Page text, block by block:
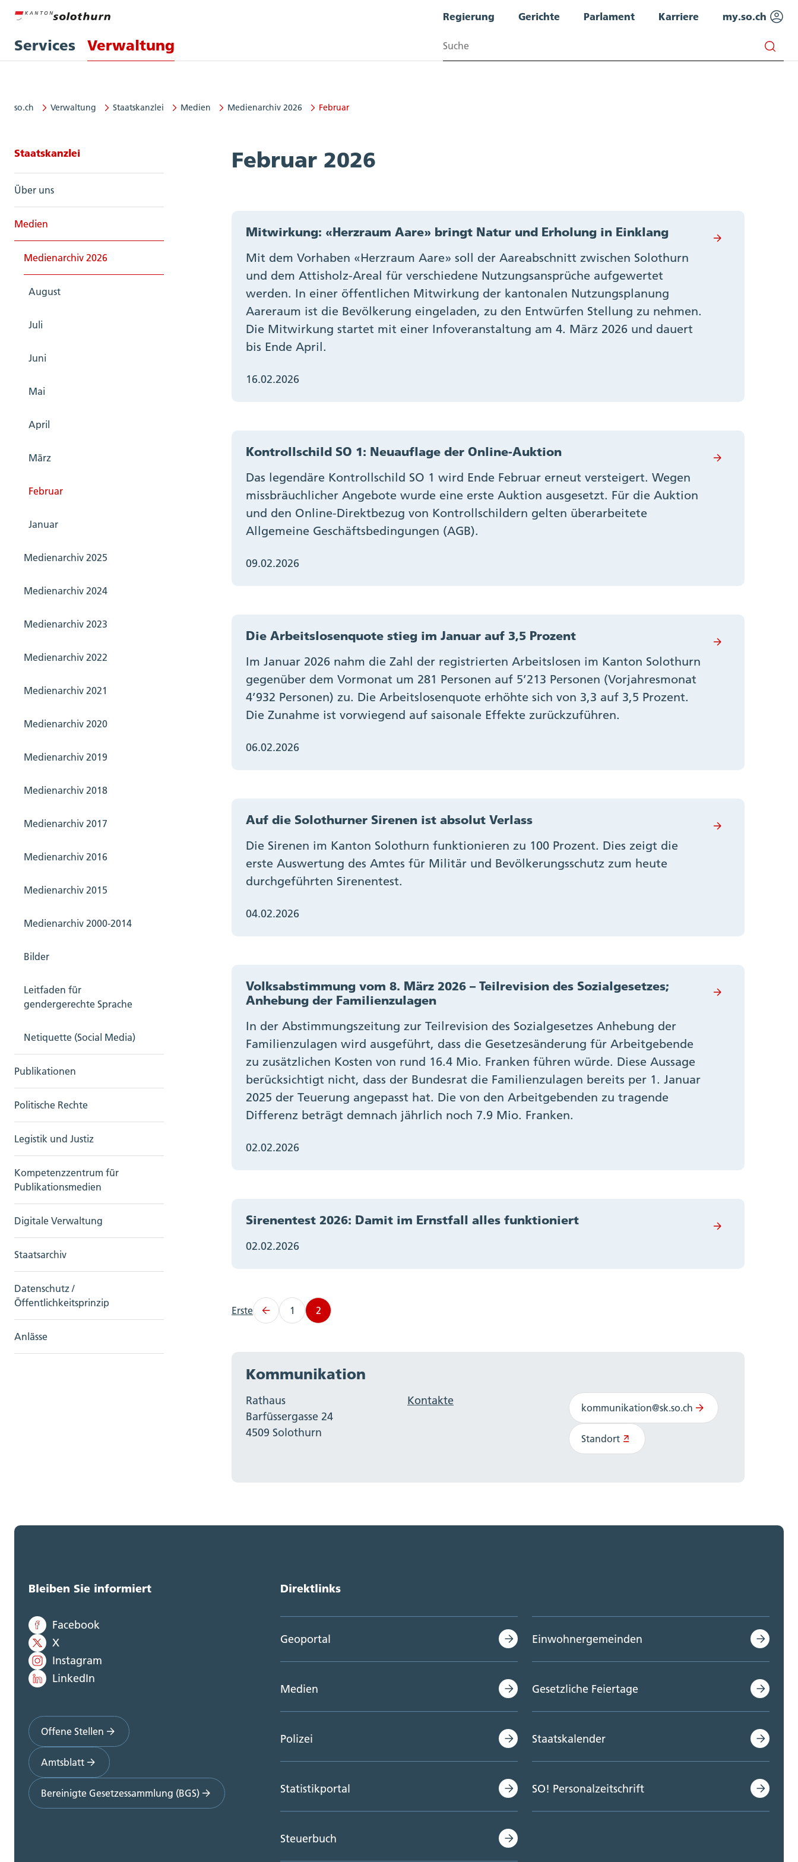
Services Verwaltung
Regierung Gerichte Parlament Karriere my.so.ch
Suchen
so.ch Verwaltung Staatskanzlei Medien Medienarchiv 2026 Februar
Seitennavigation: Staatskanzlei
Staatskanzlei
Über uns
Medien
Medienarchiv 2026
August
Juli
Juni
Mai
April
März
Februar
Januar
Medienarchiv 2025
Medienarchiv 2024
Medienarchiv 2023
Medienarchiv 2022
Medienarchiv 2021
Medienarchiv 2020
Medienarchiv 2019
Medienarchiv 2018
Medienarchiv 2017
Medienarchiv 2016
Medienarchiv 2015
Medienarchiv 2000-2014
Bilder
Leitfaden für
gendergerechte Sprache
Netiquette (Social Media)
Publikationen
Politische Rechte
Legistik und Justiz
Kompetenzzentrum für
Publikationsmedien
Digitale Verwaltung
Staatsarchiv
Datenschutz /
Öffentlichkeitsprinzip
Anlässe
Februar 2026
Mitwirkung: «Herzraum Aare» bringt Natur und Erholung in Einklang
Mit dem Vorhaben «Herzraum Aare» soll der Aareabschnitt zwischen Solothurn
und dem Attisholz-Areal für verschiedene Nutzungsansprüche aufgewertet
werden. In einer öffentlichen Mitwirkung der kantonalen Nutzungsplanung
Aareraum ist die Bevölkerung eingeladen, zu den Entwürfen Stellung zu nehmen.
Die Mitwirkung startet mit einer Infoveranstaltung am 4. März 2026 und dauert
bis Ende April.
16.02.2026
Kontrollschild SO 1: Neuauflage der Online-Auktion
Das legendäre Kontrollschild SO 1 wird Ende Februar erneut versteigert. Wegen
missbräuchlicher Angebote wurde eine erste Auktion ausgesetzt. Für die Auktion
und den Online-Direktbezug von Kontrollschildern gelten überarbeitete
Allgemeine Geschäftsbedingungen (AGB).
09.02.2026
Die Arbeitslosenquote stieg im Januar auf 3,5 Prozent
Im Januar 2026 nahm die Zahl der registrierten Arbeitslosen im Kanton Solothurn
gegenüber dem Vormo­nat um 281 Personen auf 5’213 Personen (Vorjahresmonat
4’932 Personen) zu. Die Arbeitslosenquote erhöhte sich von 3,3 auf 3,5 Prozent.
Die Zunahme ist vorwiegend auf saisonale Effekte zurückzuführen.
06.02.2026
Auf die Solothurner Sirenen ist absolut Verlass
Die Sirenen im Kanton Solothurn funktionieren zu 100 Prozent. Dies zeigt die
erste Auswertung des Amtes für Militär und Bevölkerungsschutz zum heute
durchgeführten Sirenentest.
04.02.2026
Volksabstimmung vom 8. März 2026 – Teilrevision des Sozialgesetzes;
Anhebung der Familienzulagen
In der Abstimmungszeitung zur Teilrevision des Sozialgesetzes Anhebung der
Familienzulagen wird ausgeführt, dass die Gesetzesänderung für Arbeitgebende
zu zusätzlichen Kosten von rund 16.4 Mio. Franken führen würde. Diese Aussage
berücksichtigt nicht, dass der Bundesrat die Familienzulagen bereits per 1. Januar
2025 der Teuerung angepasst hat. Die von den Arbeitgebenden zu tragende
Differenz beträgt demnach jährlich noch 7.9 Mio. Franken.
02.02.2026
Sirenentest 2026: Damit im Ernstfall alles funktioniert
02.02.2026
Erste 1 2
Kommunikation
Rathaus
Barfüssergasse 24
4509 Solothurn
Kontakte
kommunikation@sk.so.ch
Standort
Bleiben Sie informiert
Facebook
X
Instagram
LinkedIn
Offene Stellen
Amtsblatt
Bereinigte Gesetzessammlung (BGS)
Direktlinks
Geoportal
Medien
Polizei
Statistikportal
Steuerbuch
Einwohnergemeinden
Gesetzliche Feiertage
Staatskalender
SO! Personalzeitschrift